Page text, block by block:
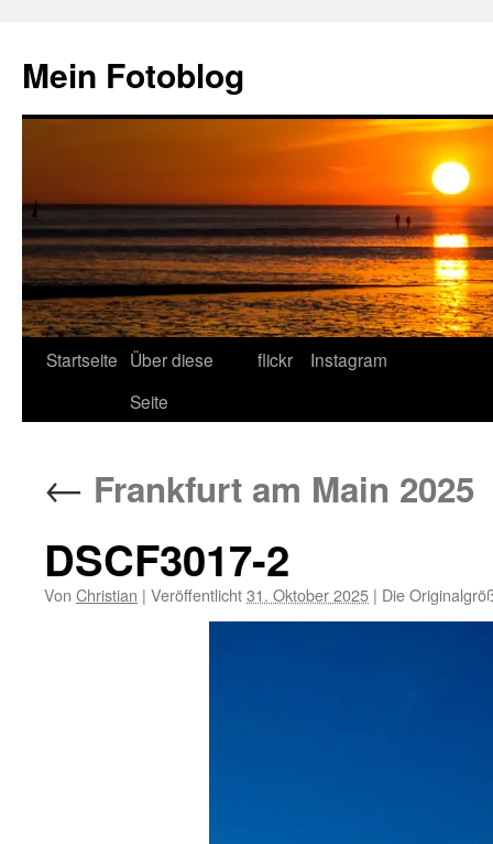
springen
Mein Fotoblog
Startseite Über diese
Seite
flickr Instagram
← Frankfurt am Main 2025
DSCF3017-2
Von Christian | Veröffentlicht31. Oktober 2025 | Die